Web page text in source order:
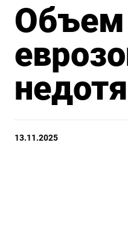
Объем
13.11.2025